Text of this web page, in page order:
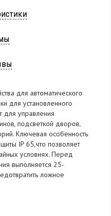
для автоматического
для установленного
для управления
подсветкой дворов,
Ключевая особенность
IP 65,что позволяет
условиях. Перед
выполняется 25-
ложное